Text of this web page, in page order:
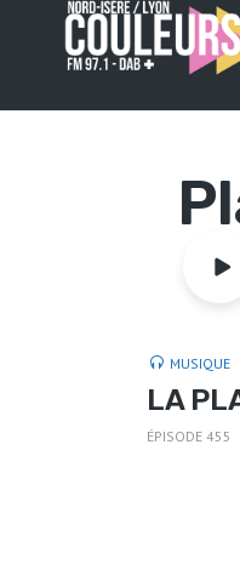
MUSIQUE
LA
ÉPISODE 455